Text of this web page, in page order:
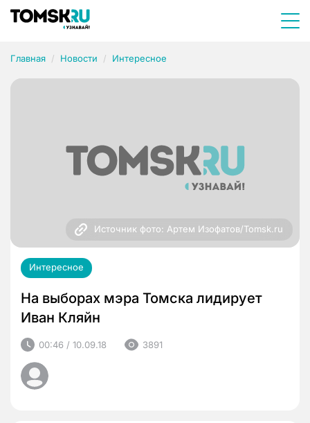
Главная Новости Интересное
Источник фото: Артем Изофатов/Tomsk.ru
Интересное
На выборах мэра Томска лидирует
Иван Кляйн
00:46 / 10.09.18 3891